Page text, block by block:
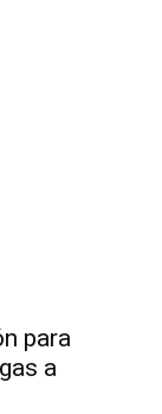
para
a